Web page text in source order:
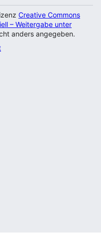
Creative Commons
– Weitergabe unter
anders angegeben.